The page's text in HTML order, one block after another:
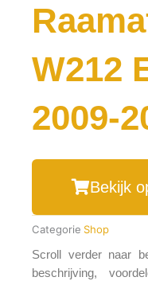
W212
2009-
Bekijk
Categorie Shop
Scroll verder naar
beschrijving,